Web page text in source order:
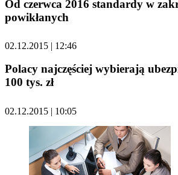
Od czerwca 2016 standardy w
powikłanych
02.12.2015 | 12:46
Polacy najczęściej wybierają
100 tys. zł
02.12.2015 | 10:05